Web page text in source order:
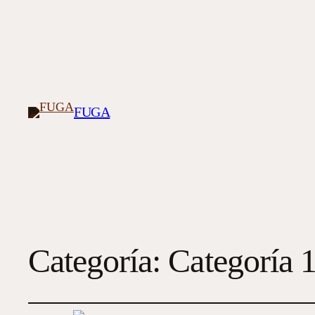
FUGA
Categoría: Categoría